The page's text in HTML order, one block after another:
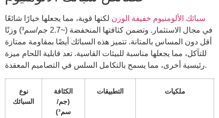
سبائك الألومنيوم خفيفة الوزن لكنها قوية، مما يجعلها خيارًا شائعًا
في مجال الاستثمار. وتضمن كثافتها المنخفضة (~2.7 جم/سم³) وزنًا
أقل دون المساس بالمتانة. تتميز هذه السبائك أيضًا بمقاومة ممتازة
للتآكل، مما يجعلها مناسبة للبيئات القاسية. تعد قابلية اللحام ميزة
رئيسية أخرى، مما يسمح بالتكامل السلس في التصاميم المعقدة.
نوع
السبائك
الكثافة
(جم/
سم³)
التطبيقات ملكيات